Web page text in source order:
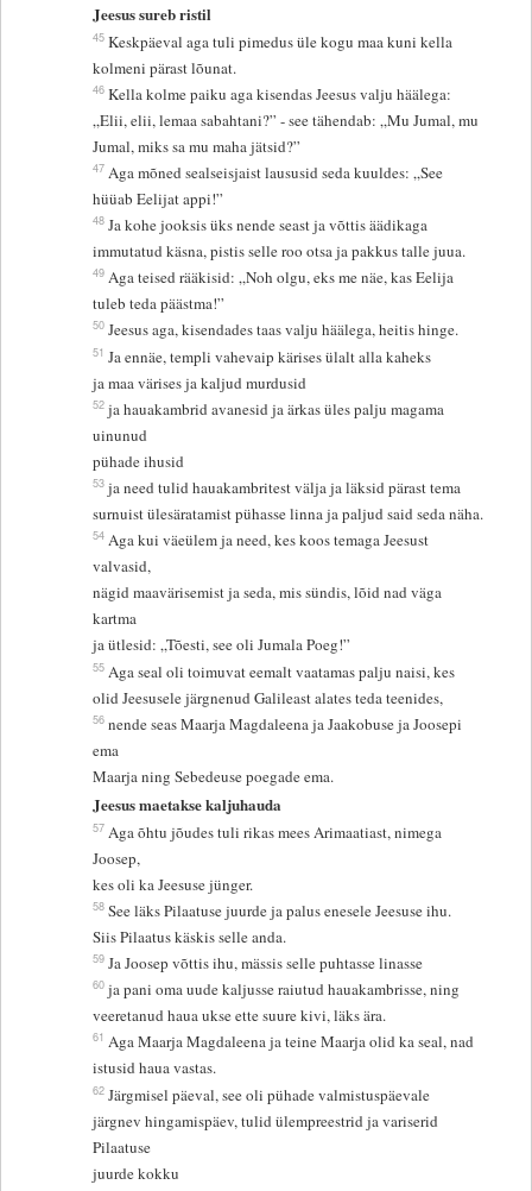
Jeesus sureb ristil
45 Keskpäeval aga tuli pimedus üle kogu maa kuni kella
kolmeni pärast lõunat.
46 Kella kolme paiku aga kisendas Jeesus valju häälega:
„Elii, elii, lemaa sabahtani?” - see tähendab: „Mu Jumal, mu
Jumal, miks sa mu maha jätsid?”
47 Aga mõned sealseisjaist laususid seda kuuldes: „See
hüüab Eelijat appi!”
48 Ja kohe jooksis üks nende seast ja võttis äädikaga
immutatud käsna, pistis selle roo otsa ja pakkus talle juua.
49 Aga teised rääkisid: „Noh olgu, eks me näe, kas Eelija
tuleb teda päästma!”
50 Jeesus aga, kisendades taas valju häälega, heitis hinge.
51 Ja ennäe, templi vahevaip kärises ülalt alla kaheks
ja maa värises ja kaljud murdusid
52 ja hauakambrid avanesid ja ärkas üles palju magama
uinunud
pühade ihusid
53 ja need tulid hauakambritest välja ja läksid pärast tema
surnuist ülesäratamist pühasse linna ja paljud said seda näha.
54 Aga kui väeülem ja need, kes koos temaga Jeesust
valvasid,
nägid maavärisemist ja seda, mis sündis, lõid nad väga
kartma
ja ütlesid: „Tõesti, see oli Jumala Poeg!”
55 Aga seal oli toimuvat eemalt vaatamas palju naisi, kes
olid Jeesusele järgnenud Galileast alates teda teenides,
56 nende seas Maarja Magdaleena ja Jaakobuse ja Joosepi
ema
Maarja ning Sebedeuse poegade ema.
Jeesus maetakse kaljuhauda
57 Aga õhtu jõudes tuli rikas mees Arimaatiast, nimega
Joosep,
kes oli ka Jeesuse jünger.
58 See läks Pilaatuse juurde ja palus enesele Jeesuse ihu.
Siis Pilaatus käskis selle anda.
59 Ja Joosep võttis ihu, mässis selle puhtasse linasse
60 ja pani oma uude kaljusse raiutud hauakambrisse, ning
veeretanud haua ukse ette suure kivi, läks ära.
61 Aga Maarja Magdaleena ja teine Maarja olid ka seal, nad
istusid haua vastas.
62 Järgmisel päeval, see oli pühade valmistuspäevale
järgnev hingamispäev, tulid ülempreestrid ja variserid
Pilaatuse
juurde kokku